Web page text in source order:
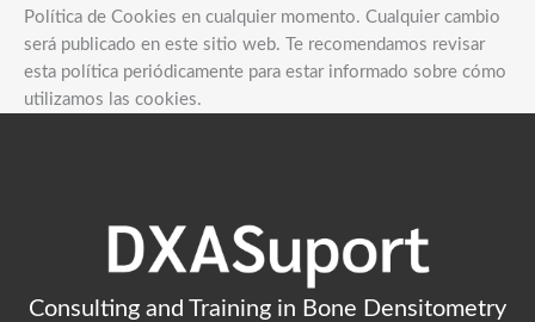
Política de Cookies en cualquier momento. Cualquier cambio
será publicado en este sitio web. Te recomendamos revisar
esta política periódicamente para estar informado sobre cómo
utilizamos las cookies.
Consulting and Training in Bone Densitometry